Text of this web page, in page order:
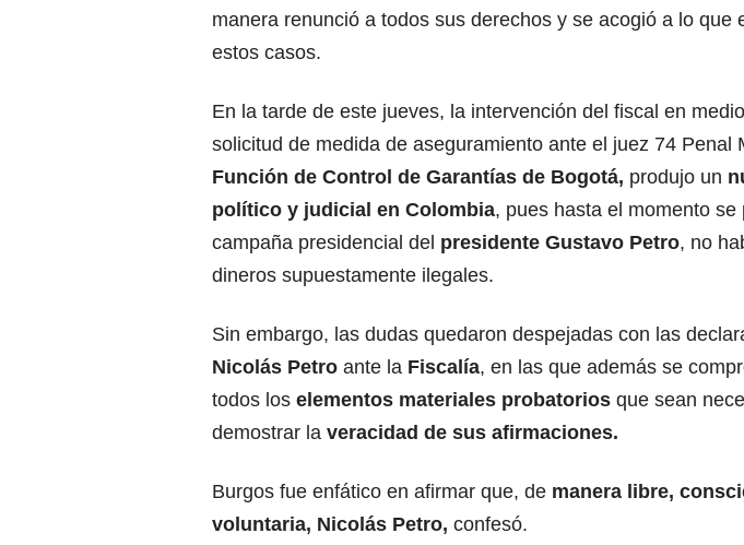
manera renunció a todos sus derechos y se acogió a lo que
estos casos.
En la tarde de este jueves, la intervención del fiscal en
solicitud de medida de aseguramiento ante el juez 74 Penal
Función de Control de Garantías de Bogotá, produjo un
político y judicial en Colombia, pues hasta el momento
campaña presidencial del presidente Gustavo Petro, no
dineros supuestamente ilegales.
Sin embargo, las dudas quedaron despejadas con las
Nicolás Petro ante la Fiscalía, en las que además se
todos los elementos materiales probatorios que sean
demostrar la veracidad de sus afirmaciones.
Burgos fue enfático en afirmar que, de manera libre,
voluntaria, Nicolás Petro, confesó.